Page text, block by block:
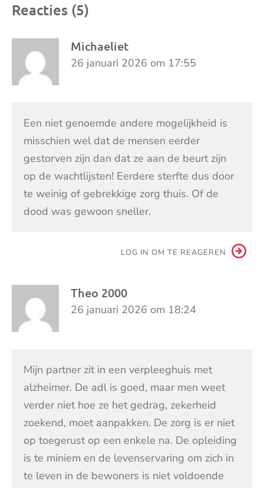
Reacties (5)
Michaeliet
26 januari 2026 om 17:55
Een niet genoemde andere mogelijkheid is
misschien wel dat de mensen eerder
gestorven zijn dan dat ze aan de beurt zijn
op de wachtlijsten! Eerdere sterfte dus door
te weinig of gebrekkige zorg thuis. Of de
dood was gewoon sneller.
LOG IN OM TE REAGEREN
Theo 2000
26 januari 2026 om 18:24
Mijn partner zit in een verpleeghuis met
alzheimer. De adl is goed, maar men weet
verder niet hoe ze het gedrag, zekerheid
zoekend, moet aanpakken. De zorg is er niet
op toegerust op een enkele na. De opleiding
is te miniem en de levenservaring om zich in
te leven in de bewoners is niet voldoende